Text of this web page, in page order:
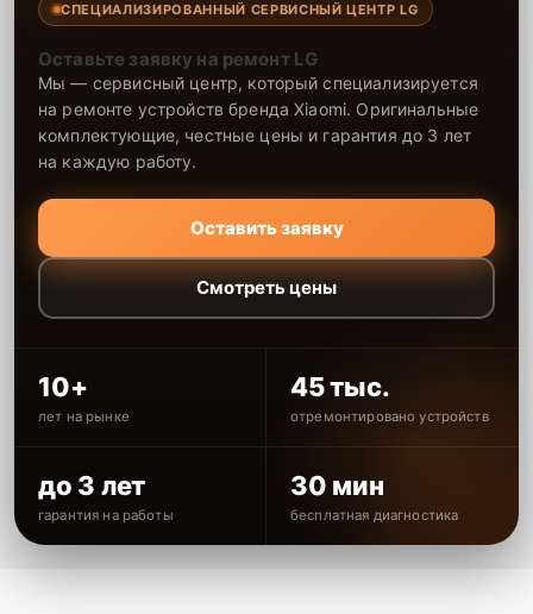
СПЕЦИАЛИЗИРОВАННЫЙ СЕРВИСНЫЙ ЦЕНТР LG
Оставьте заявку на ремонт LG
Мы — сервисный центр, который специализируется
на ремонте устройств бренда Xiaomi. Оригинальные
комплектующие, честные цены и гарантия до 3 лет
на каждую работу.
Оставить заявку
Смотреть цены
10+
лет на рынке
45 тыс.
отремонтировано устройств
до 3 лет
гарантия на работы
30 мин
бесплатная диагностика